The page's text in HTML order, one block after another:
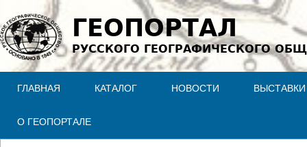
Jump to navigation
ГЕОПОРТАЛ
РУССКОГО ГЕОГРАФИЧЕСКОГО
ГЛАВНАЯ КАТАЛОГ НОВОСТИ ВЫСТАВКИ
О ГЕОПОРТАЛЕ